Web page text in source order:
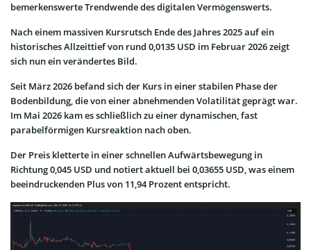
bemerkenswerte Trendwende des digitalen Vermögenswerts.
Nach einem massiven Kursrutsch Ende des Jahres 2025 auf ein
historisches Allzeittief von rund 0,0135 USD im Februar 2026 zeigt
sich nun ein verändertes Bild.
Seit März 2026 befand sich der Kurs in einer stabilen Phase der
Bodenbildung, die von einer abnehmenden Volatilität geprägt war.
Im Mai 2026 kam es schließlich zu einer dynamischen, fast
parabelförmigen Kursreaktion nach oben.
Der Preis kletterte in einer schnellen Aufwärtsbewegung in
Richtung 0,045 USD und notiert aktuell bei 0,03655 USD, was einem
beeindruckenden Plus von 11,94 Prozent entspricht.